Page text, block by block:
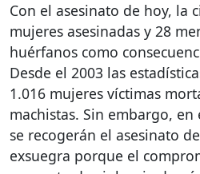
Con el asesinato de hoy, la
mujeres asesinadas y 28
huérfanos como
Desde el 2003 las
1.016 mujeres víctimas
machistas. Sin embargo, en
se recogerán el asesinato
exsuegra porque el